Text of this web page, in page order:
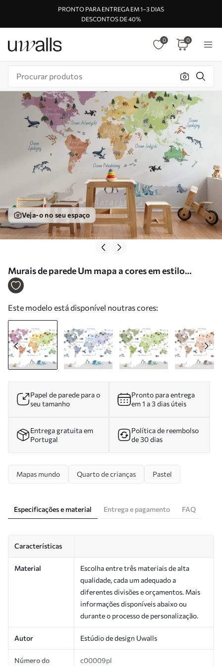
PRONTO PARA ENTREGA EM 1–3 DIAS
DESCONTOS DE 40%
0 0
Veja-o no seu espaço
Murais de parede Um mapa a cores em estilo
aquarela, com animais, plantas e arquitetura.
Este modelo está disponível noutras cores:
Papel de parede para o
seu tamanho
Pronto para entrega
em 1 a 3 dias úteis
Entrega gratuita em
Portugal
Política de reembolso
de 30 dias
Mapas mundo Quarto de crianças Pastel
Especificações e material Entrega e pagamento FAQ
Características
Material
Escolha entre três materiais de alta
qualidade, cada um adequado a
diferentes divisões e orçamentos. Mais
informações disponíveis abaixo ou
durante o processo de personalização.
Autor Estúdio de design Uwalls
Número do
c00009pl